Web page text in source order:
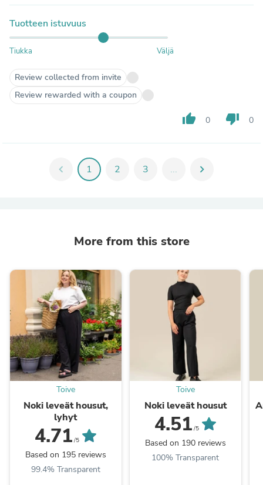
Tuotteen istuvuus
Tiukka Väljä
Review collected from invite
Review rewarded with a coupon
thumb_up 0 thumb_down 0
chevron_left 1 2 3 ... chevron_right
More from this store
Toive
Noki leveät housut,
lyhyt
4.71 /5
Based on 195 reviews
99.4% Transparent
Toive
Noki leveät housut
4.51 /5
Based on 190 reviews
100% Transparent